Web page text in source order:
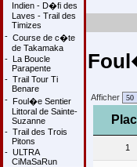
Indien - D�fi des
Laves - Trail des
Timizes
- Course de c�te
de Takamaka
- La Boucle
Parapente
- Trail Tour Ti
Benare
- Foul�e Sentier
Littoral de Sainte-
Suzanne
- Trail des Trois
Pitons
- ULTRA
CiMaSaRun
Afficher
1